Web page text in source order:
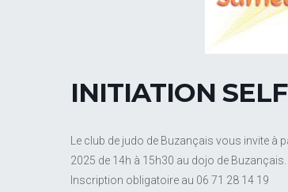
INITIATION
Le club de judo de Buzançais vous invite
2025 de 14h à 15h30 au dojo de Buzançais.
Inscription obligatoire au 06 71 28 14 19